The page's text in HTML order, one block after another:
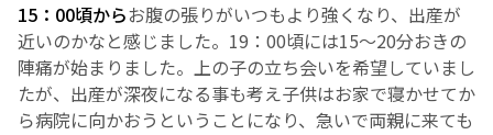
15：00頃からお腹の張りがいつもより強くなり、出産が
近いのかなと感じました。 19 ： 00頃には15〜20分おきの
陣痛が始まりました。上の子の立ち会いを希望していまし
たが、出産が深夜になる事も考え子供はお家で寝かせてか
ら病院に向かおうということになり、急いで両親に来ても
母乳育児
予防接種